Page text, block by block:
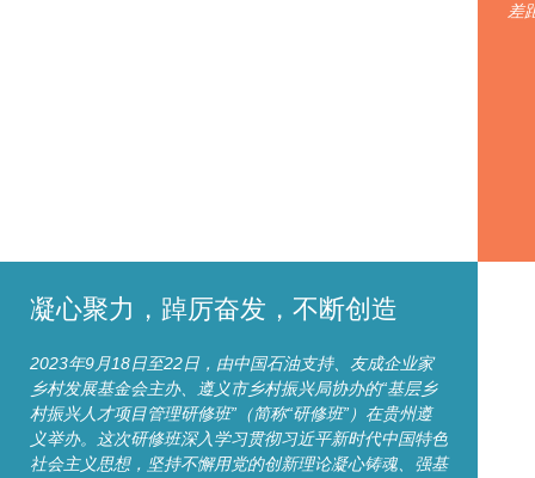
凝心聚力，踔厉奋发，不断创造
2023年9月18日至22日，由中国石油支持、友成企业家
乡村发展基金会主办、遵义市乡村振兴局协办的“基层乡
村振兴人才项目管理研修班”（简称“研修班”）在贵州遵
义举办。这次研修班深入学习贯彻习近平新时代中国特色
社会主义思想，坚持不懈用党的创新理论凝心铸魂、强基
差